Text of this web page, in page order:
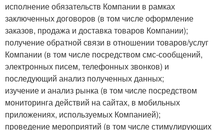
исполнение обязательств Компании в рамках
заключенных договоров (в том числе оформление
заказов, продажа и доставка товаров Компании);
получение обратной связи в отношении товаров/услуг
Компании (в том числе посредством смс-сообщений,
электронных писем, телефонных звонков) и
последующий анализ полученных данных;
изучение и анализ рынка (в том числе посредством
мониторинга действий на сайтах, в мобильных
приложениях, используемых Компанией);
проведение мероприятий (в том числе стимулирующих